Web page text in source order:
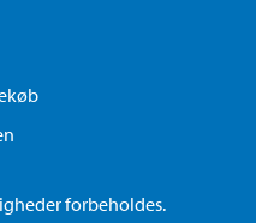
forbeholdes.